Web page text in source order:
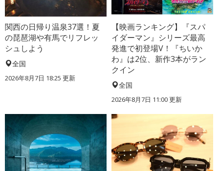
関西の日帰り温泉37選！夏
の琵琶湖や有馬でリフレッ
シュしよう
全国
2026年8月7日 18:25 更新
【映画ランキング】『スパ
イダーマン』シリーズ最高
発進で初登場V！『ちいか
わ』は2位、新作3本がラン
クイン
全国
2026年8月7日 11:00更新